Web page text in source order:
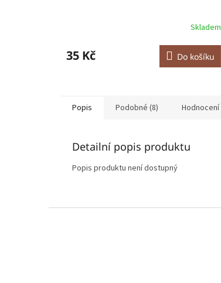
Skladem
35 Kč Do košíku
Popis Podobné (8) Hodnocení
Detailní popis produktu
Popis produktu není dostupný